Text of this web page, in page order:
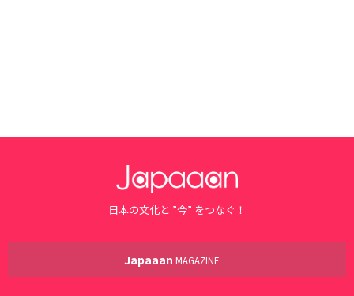
日本の文化と ”今” をつなぐ！
Japaaan MAGAZINE